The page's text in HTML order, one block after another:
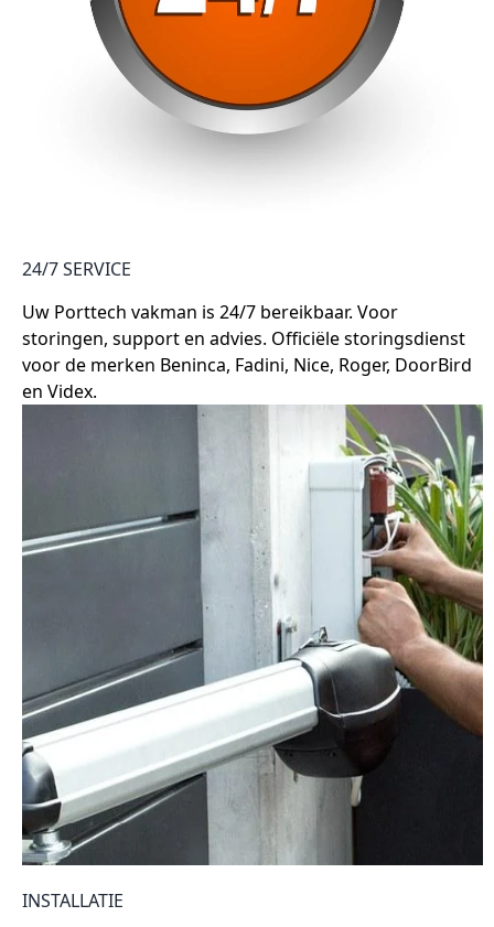
24/7 SERVICE
Uw Porttech vakman is 24/7 bereikbaar. Voor
storingen, support en advies. Officiële storingsdienst
voor de merken Beninca, Fadini, Nice, Roger, DoorBird
en Videx.
INSTALLATIE